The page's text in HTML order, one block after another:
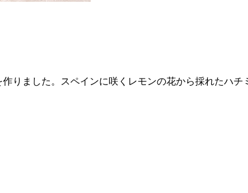
りました。スペインに咲くレモンの花から採れたハ